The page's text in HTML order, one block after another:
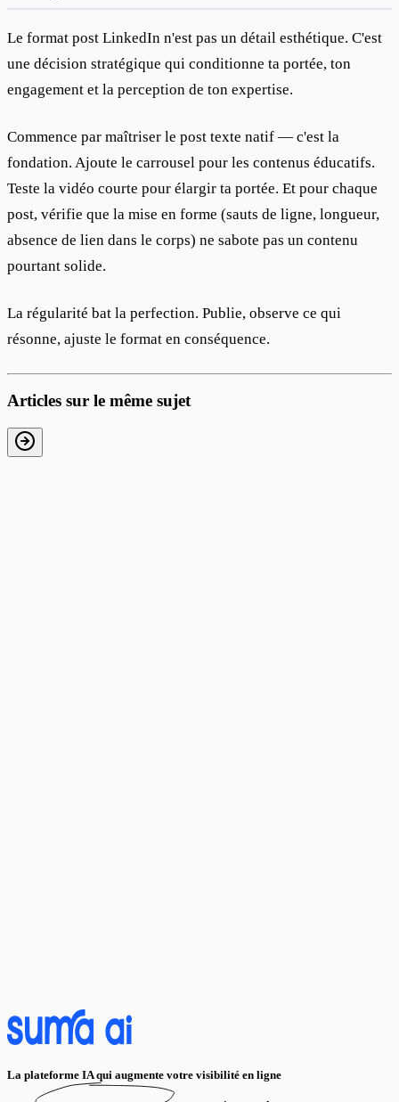
Le format post LinkedIn n'est pas un détail esthétique. C'est
une décision stratégique qui conditionne ta portée, ton
engagement et la perception de ton expertise.
Commence par maîtriser le post texte natif — c'est la
fondation. Ajoute le carrousel pour les contenus éducatifs.
Teste la vidéo courte pour élargir ta portée. Et pour chaque
post, vérifie que la mise en forme (sauts de ligne, longueur,
absence de lien dans le corps) ne sabote pas un contenu
pourtant solide.
La régularité bat la perfection. Publie, observe ce qui
résonne, ajuste le format en conséquence.
Articles sur le même sujet
La plateforme IA qui augmente votre visibilité en ligne